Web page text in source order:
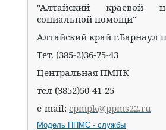
"Алтайский краевой
социальной помощи"
Алтайский край г.Барнаул
Тет. (385-2)36-75-43
Центральная ПМПК
тел (3852)50-41-25
e-mail: cpmpk@ppms22.ru
Модель ППМС - службы